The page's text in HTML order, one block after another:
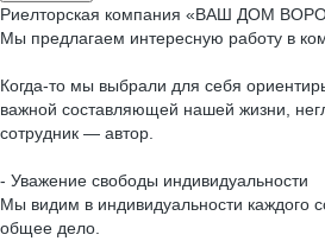
Риелторская компания «ВАШ ДОМ
Мы предлагаем интересную работу в
Когда-то мы выбрали для себя
важной составляющей нашей жизни,
сотрудник — автор.
- Уважение свободы индивидуальности
Мы видим в индивидуальности каждого
общее дело.